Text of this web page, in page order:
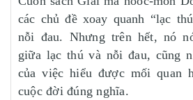
các chủ đề xoay quanh “lạc
nỗi đau. Nhưng trên hết, nó
giữa lạc thú và nỗi đau, cũng
của việc hiểu được mối quan
cuộc đời đúng nghĩa.